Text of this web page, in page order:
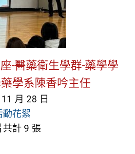
-醫藥衛生學群-藥學學
學系陳香吟主任
月 28 日
動花絮
共計 9 張